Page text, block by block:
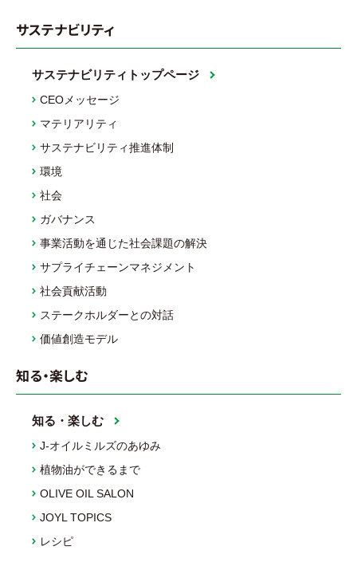
サステナビリティ
サステナビリティトップページ
CEOメッセージ
マテリアリティ
サステナビリティ推進体制
環境
社会
ガバナンス
事業活動を通じた社会課題の解決
サプライチェーンマネジメント
社会貢献活動
ステークホルダーとの対話
価値創造モデル
知る・楽しむ
知る・楽しむ
J-オイルミルズのあゆみ
植物油ができるまで
OLIVE OIL SALON
JOYL TOPICS
レシピ